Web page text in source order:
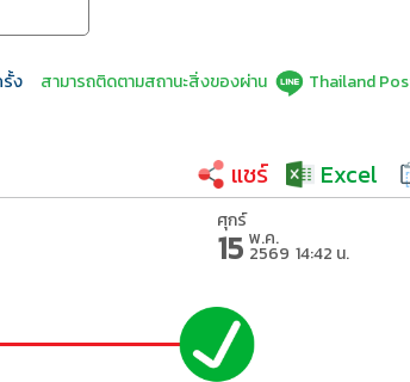
ง
สามารถติดตามสถานะสิ่งของผ่าน
Thailand
แชร์ Excel
ศุกร์
15 พ.ค.
2569 14:42 น.